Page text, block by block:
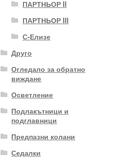
ПАРТНЬОР II
ПАРТНЬОР III
С-Елизе
Друго
Огледало за обратно
виждане
Осветление
Подлакътници и
подглавници
Предпазни колани
Седалки